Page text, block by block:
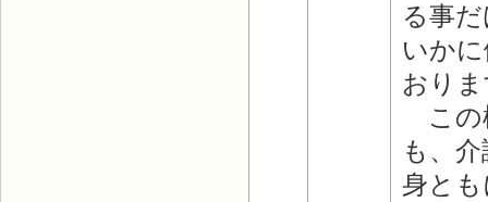
る事
いか
おり
この
も、
身と